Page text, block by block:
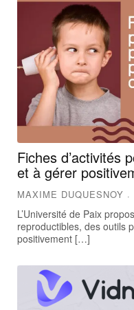
Fiches d’activités
et à gérer
MAXIME DUQUESNOY
L’Université de Paix
reproductibles, des outils
positivement […]